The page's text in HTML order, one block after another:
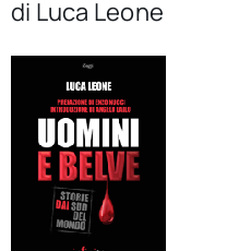
Newsletter
di Luca Leone